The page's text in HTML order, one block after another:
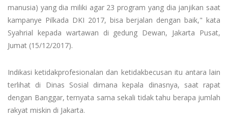
manusia) yang dia miliki agar 23 program yang dia janjikan saat
kampanye Pilkada DKI 2017, bisa berjalan dengan baik," kata
Syahrial kepada wartawan di gedung Dewan, Jakarta Pusat,
Jumat (15/12/2017).
Indikasi ketidakprofesionalan dan ketidakbecusan itu antara lain
terlihat di Dinas Sosial dimana kepala dinasnya, saat rapat
dengan Banggar, ternyata sama sekali tidak tahu berapa jumlah
rakyat miskin di Jakarta.